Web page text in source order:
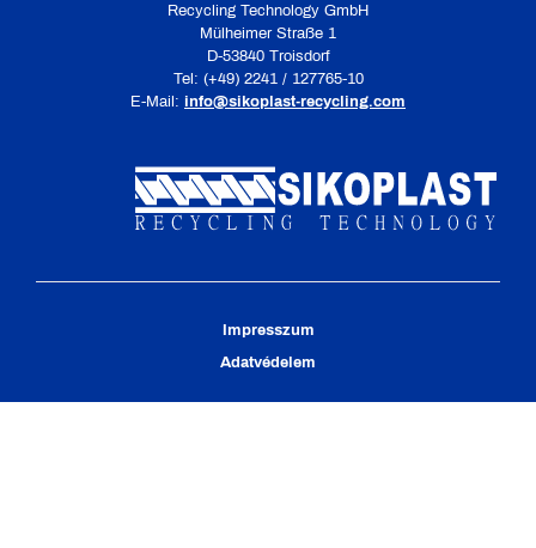
Recycling Technology GmbH
Mülheimer Straße 1
D-53840 Troisdorf
Tel: (+49) 2241 / 127765-10
E-Mail: info@sikoplast-recycling.com
Impresszum
Adatvédelem